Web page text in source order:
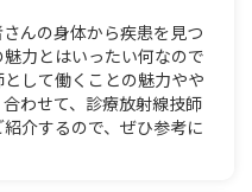
んの身体から疾患を見つ
力とはいったい何なので
して働くことの魅力やや
わせて、診療放射線技師
介するので、ぜひ参考に